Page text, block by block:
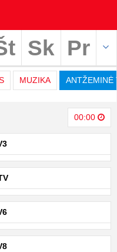
Sk Pr
MUZIKA ANTŽEMINĖ
00:00